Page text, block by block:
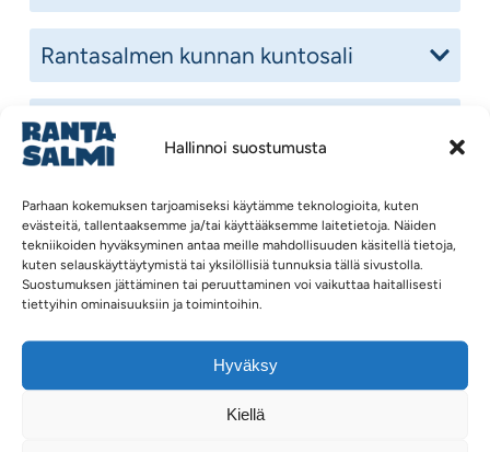
Hallinnoi suostumusta
Parhaan kokemuksen tarjoamiseksi käytämme teknologioita, kuten
evästeitä, tallentaaksemme ja/tai käyttääksemme laitetietoja. Näiden
tekniikoiden hyväksyminen antaa meille mahdollisuuden käsitellä tietoja,
kuten selauskäyttäytymistä tai yksilöllisiä tunnuksia tällä sivustolla.
Suostumuksen jättäminen tai peruuttaminen voi vaikuttaa haitallisesti
tiettyihin ominaisuuksiin ja toimintoihin.
Hyväksy
Kiellä
Rantasalmen kunnan kuntosali
Kuntosalin verkkokauppa
Ryhmäliikuntasali
Kuntoportaat
Yhtenäiskoulun kenttä